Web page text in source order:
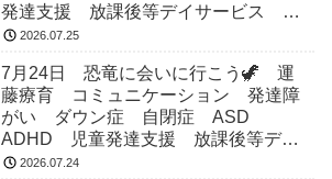
発達支援 放課後等デイサービス 常
総市 つくばみらい市 坂東市 守谷
2026.07.25
7月24日 恐竜に会いに行こう🦖 運
藤療育 コミュニケーション 発達障
がい ダウン症 自閉症 ASD
ADHD 児童発達支援 放課後等デイ
サービス 常総市 つくばみらい市
2026.07.24